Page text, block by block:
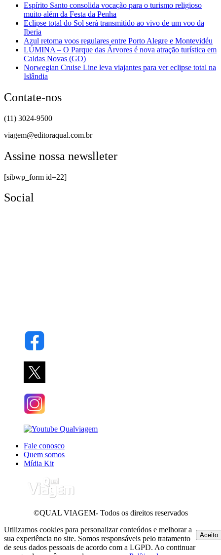
Espírito Santo consolida vocação para o turismo religioso
muito além da Festa da Penha
Eclipse total do Sol será transmitido ao vivo de um voo da
Iberia
Azul retoma voos regulares entre Porto Alegre e Montevidéu
LÚMINA – O Parque das Árvores é nova atração turística em
Caldas Novas (GO)
Norwegian Cruise Line leva viajantes para ver eclipse total na
Islândia
Contate-nos
(11) 3024-9500
viagem@editoraqual.com.br
Assine nossa newslleter
[sibwp_form id=22]
Social
Fale conosco
Quem somos
Mídia Kit
©QUAL VIAGEM- Todos os direitos reservados
Utilizamos cookies para personalizar conteúdos e melhorar a
sua experiência no site. Somos responsáveis pelo tratamento
de seus dados pessoais de acordo com a LGPD. Ao continuar
Aceito